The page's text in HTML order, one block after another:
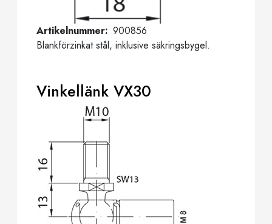
Artikelnummer 900856
Blankförzinkat stål, inklusive säkringsbygel.
Vinkellänk VX30